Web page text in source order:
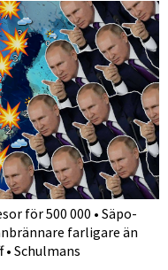
för 500 000 • Säpo-
farligare än
Schulmans